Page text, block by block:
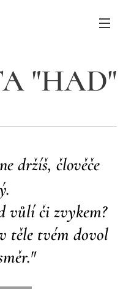
"HAD"
držíš, člověče
vůlí či zvykem?
těle tvém dovol